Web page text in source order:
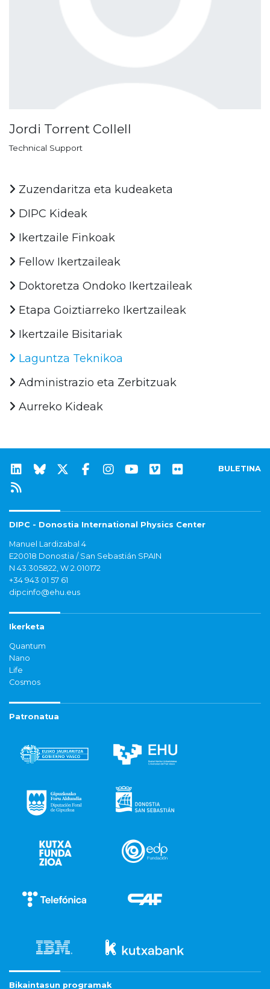
Jordi Torrent Collell
Technical Support
Zuzendaritza eta kudeaketa
DIPC Kideak
Ikertzaile Finkoak
Fellow Ikertzaileak
Doktoretza Ondoko Ikertzaileak
Etapa Goiztiarreko Ikertzaileak
Ikertzaile Bisitariak
Laguntza Teknikoa
Administrazio eta Zerbitzuak
Aurreko Kideak
BULETINA
DIPC - Donostia International Physics Center
Manuel Lardizabal 4
E20018 Donostia / San Sebastián SPAIN
N 43.305822, W 2.010172
+34 943 01 57 61
dipcinfo@ehu.eus
Ikerketa
Quantum
Nano
Life
Cosmos
Patronatua
Bikaintasun programak